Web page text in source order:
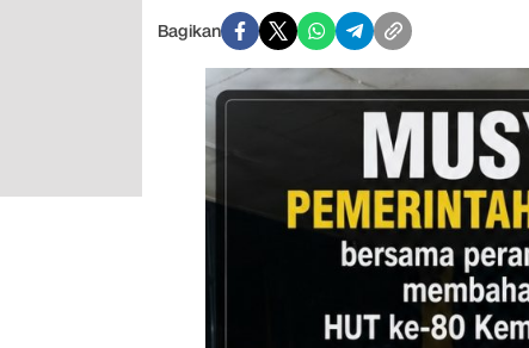
Bagikan